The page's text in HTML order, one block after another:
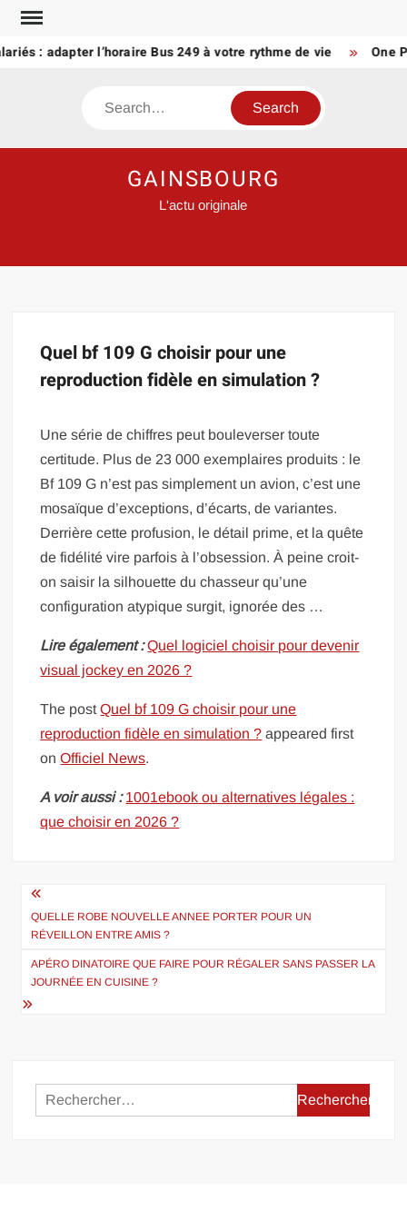
Skip
content: adapter l’horaire Bus 249 à votre rythme de vie One
Search
GAINSBOURG
L'actu originale
Quel bf 109 G choisir pour une
reproduction fidèle en simulation ?
Une série de chiffres peut bouleverser toute
certitude. Plus de 23 000 exemplaires produits : le
Bf 109 G n’est pas simplement un avion, c’est une
mosaïque d’exceptions, d’écarts, de variantes.
Derrière cette profusion, le détail prime, et la quête
de fidélité vire parfois à l’obsession. À peine croit-
on saisir la silhouette du chasseur qu’une
configuration atypique surgit, ignorée des …
Lire également : Quel logiciel choisir pour devenir
visual jockey en 2026 ?
The postQuel bf 109 G choisir pour une
reproduction fidèle en simulation ? appeared first
onOfficiel News.
A voir aussi : 1001ebook ou alternatives légales :
que choisir en 2026 ?
Navigation
de
l’article
QUELLE ROBE NOUVELLE ANNEE PORTER POUR UN
RÉVEILLON ENTRE AMIS ?
APÉRO DINATOIRE QUE FAIRE POUR RÉGALER SANS PASSER LA
JOURNÉE EN CUISINE ?
Rechercher :